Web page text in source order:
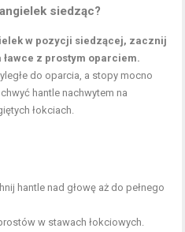
siedząc?
w pozycji siedzącej, zacznij
z prostym oparciem.
do oparcia, a stopy mocno
hantle nachwytem na
łokciach.
hantle nad głowę aż do pełnego
w stawach łokciowych.